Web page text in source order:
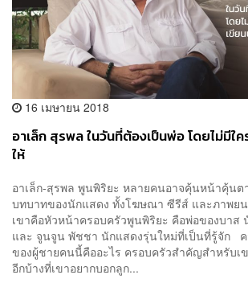
16 เมษายน 2018
อาเล็ก สุรพล ในวันที่ต้องเป็นพ่อ โดยไม่มีใ
ให้
อาเล็ก-สุรพล พูนพิริยะ หลายคนอาจคุ้นหน้าคุ้น
บทบาทของนักแสดง ทั้งโฆษณา ซีรีส์ และภาพย
เขาคือหัวหน้าครอบครัวพูนพิริยะ คือพ่อของบาส
และ จูนจูน พัชชา นักแสดงรุ่นใหม่ที่เป็นที่รู้จัก
ของผู้ชายคนนี้คืออะไร ครอบครัวสำคัญสำหรับเ
อีกบ้างที่เขาอยากบอกลูก...